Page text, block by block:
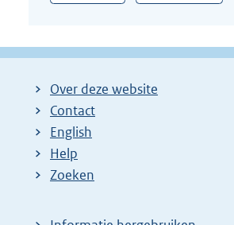
Over deze website
Contact
English
Help
Zoeken